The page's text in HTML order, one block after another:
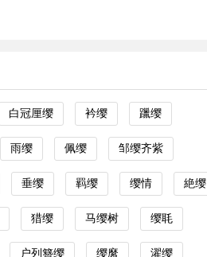
白冠厘缨 衿缨 躐缨
雨缨 佩缨 邹缨齐紫
垂缨 羁缨 缨情 絶缨
猎缨 马缨树 缨毦
户列簪缨 缨縻 濯缨